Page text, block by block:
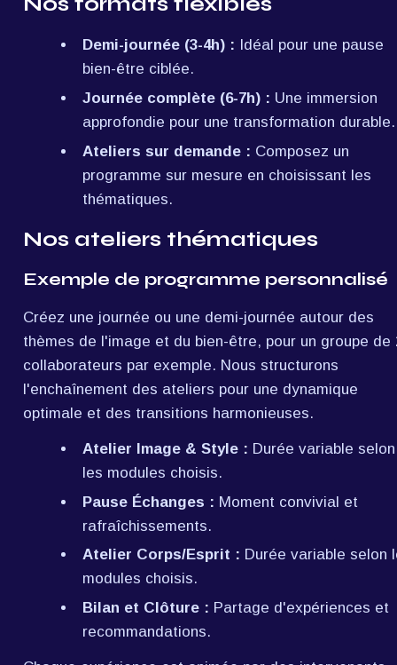
Demi-journée (3-4h) : Idéal pour une pause
bien-être ciblée.
Journée complète (6-7h) : Une immersion
approfondie pour une transformation durable.
Ateliers sur demande : Composez un
programme sur mesure en choisissant les
thématiques.
Nos ateliers thématiques
Exemple de programme personnalisé
Créez une journée ou une demi-journée autour des
thèmes de l'image et du bien-être, pour un groupe de
collaborateurs par exemple. Nous structurons
l'enchaînement des ateliers pour une dynamique
optimale et des transitions harmonieuses.
Atelier Image & Style : Durée variable selon
les modules choisis.
Pause Échanges : Moment convivial et
rafraîchissements.
Atelier Corps/Esprit : Durée variable selon
modules choisis.
Bilan et Clôture : Partage d'expériences et
recommandations.